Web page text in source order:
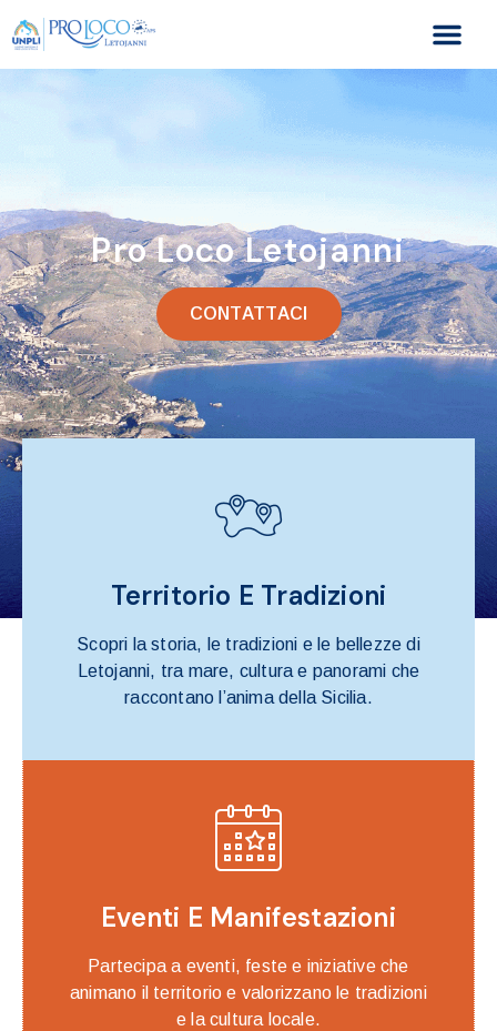
Pro Loco Letojanni
CONTATTACI
Territorio E Tradizioni
Scopri la storia, le tradizioni e le bellezze di
Letojanni, tra mare, cultura e panorami che
raccontano l’anima della Sicilia.
Eventi E Manifestazioni
Partecipa a eventi, feste e iniziative che
animano il territorio e valorizzano le tradizioni
e la cultura locale.